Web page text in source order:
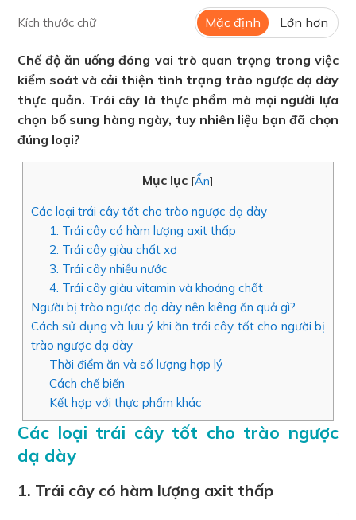
Kích thước chữ Mặc định Lớn hơn
Chế độ ăn uống đóng vai trò quan trọng trong việc
kiểm soát và cải thiện tình trạng trào ngược dạ dày
thực quản. Trái cây là thực phẩm mà mọi người lựa
chọn bổ sung hàng ngày, tuy nhiên liệu bạn đã chọn
đúng loại?
Mục lục [Ẩn]
Các loại trái cây tốt cho trào ngược dạ dày
1. Trái cây có hàm lượng axit thấp
2. Trái cây giàu chất xơ
3. Trái cây nhiều nước
4. Trái cây giàu vitamin và khoáng chất
Người bị trào ngược dạ dày nên kiêng ăn quả gì?
Cách sử dụng và lưu ý khi ăn trái cây tốt cho người bị
trào ngược dạ dày
Thời điểm ăn và số lượng hợp lý
Cách chế biến
Kết hợp với thực phẩm khác
Các loại trái cây tốt cho trào ngược
dạ dày
1. Trái cây có hàm lượng axit thấp